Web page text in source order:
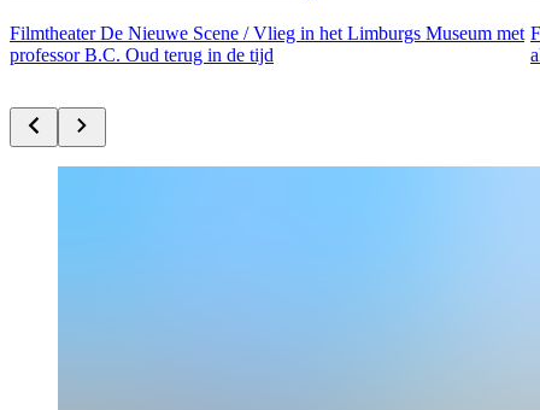
Filmtheater De Nieuwe Scene /Vlieg in het Limburgs Museum met
professor B.C. Oud terug in de tijd